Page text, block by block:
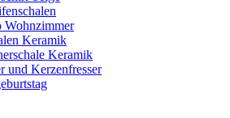
Wohnzimmer
Keramik
Keramik
und Kerzenfresser